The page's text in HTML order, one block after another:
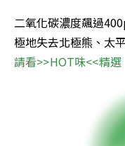
二氧化碳濃度飆過
極地失去北極熊、太
請看>>HOT味<<精選